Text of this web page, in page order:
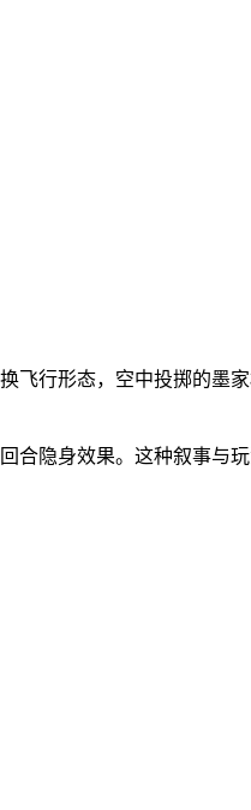
飞行形态，空中投掷的墨
合隐身效果。这种叙事与